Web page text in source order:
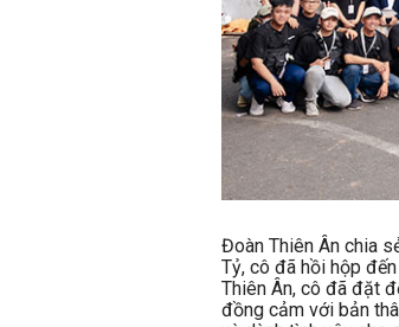
Đoàn Thiên Ân chia
Tỷ, cô đã hồi hộp
Thiên Ân, cô đã đặt
đồng cảm với bản